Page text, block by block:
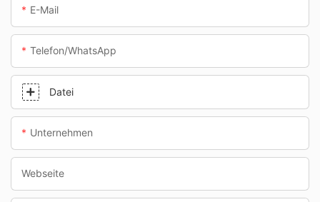
E-Mail
Telefon/WhatsApp
Datei
Unternehmen
Webseite